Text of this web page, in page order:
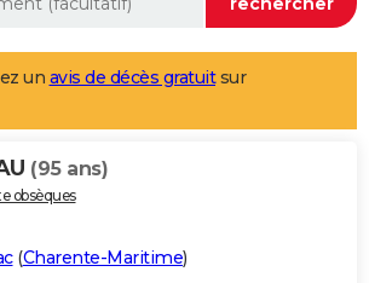
un avis de décès gratuitsur
(95 ans)
obsèques
(Charente-Maritime)